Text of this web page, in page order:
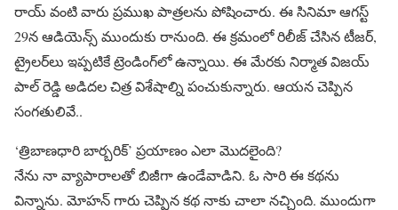
రాయ్ వంటి వారు ప్రముఖ పాత్రలను పోషించారు. ఈ సినిమా ఆగస్ట్
29న ఆడియెన్స్ ముందుకు రానుంది. ఈ క్రమంలో రిలీజ్ చేసిన టీజర్,
ట్రైలర్‌లు ఇప్పటికే ట్రెండింగ్‌లో ఉన్నాయి. ఈ మేరకు నిర్మాత విజయ్
పాల్ రెడ్డి అడిదల చిత్ర విశేషాల్ని పంచుకున్నారు. ఆయన చెప్పిన
సంగతులివే..
‘త్రిబాణధారి బార్బరిక్’ ప్రయాణం ఎలా మొదలైంది?
నేను నా వ్యాపారాలతో బిజీగా ఉండేవాడిని. ఓ సారి ఈ కథను
విన్నాను. మోహన్ గారు చెప్పిన కథ నాకు చాలా నచ్చింది. ముందుగా